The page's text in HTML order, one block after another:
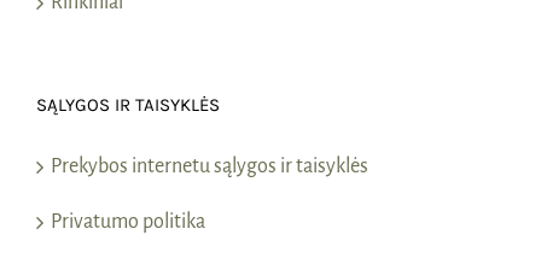
SĄLYGOS IR TAISYKLĖS
Prekybos internetu sąlygos ir taisyklės
Privatumo politika